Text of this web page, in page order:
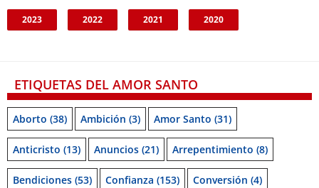
2023 2022 2021 2020
ETIQUETAS DEL AMOR SANTO
Aborto (38) Ambición (3) Amor Santo (31)
Anticristo (13) Anuncios (21) Arrepentimiento (8)
Bendiciones (53) Confianza (153) Conversión (4)